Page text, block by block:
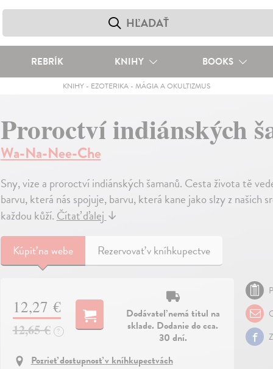
REBRÍK KNIHY BOOKS
KNIHY- EZOTERIKA- MÁGIA A OKULTIZMUS
Proroctví indiánských
Wa-Na-Nee-Che
Sny, vize a proroctví indiánských šamanů. Cesta života tě
barvu, která nás spojuje, barvu, která kane jako slzy z našich
každou kůží.Čítať ďalej↓
Kúpiťna webe Rezervovať v kníhkupectve
12,27 €
12,65 € ?
Dodávateľ nemá titul na
sklade. Dodanie do cca.
30 dní.
Pozrieť dostupnosť v kníhkupectvách